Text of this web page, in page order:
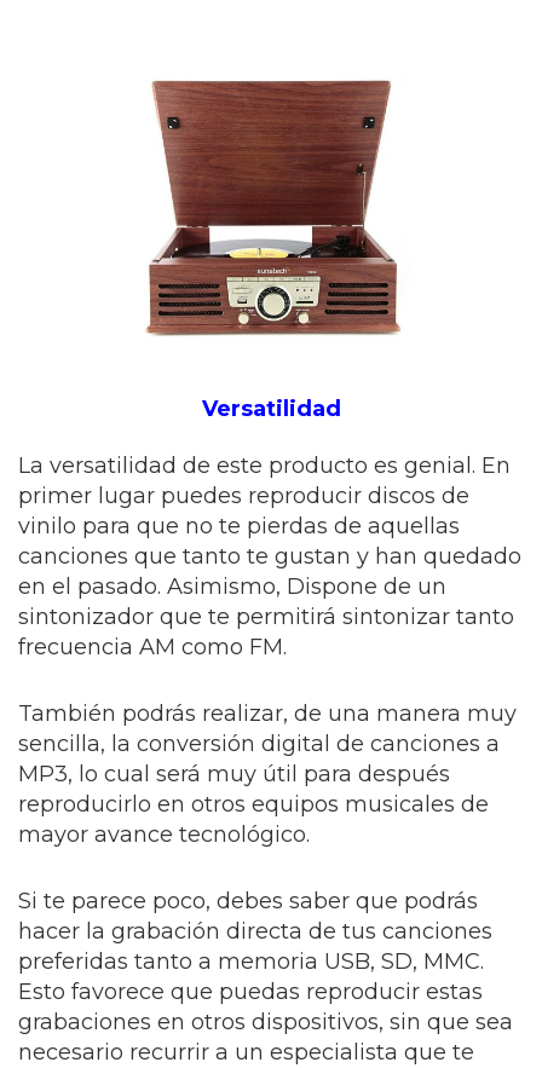
Versatilidad
La versatilidad de este producto es genial. En
primer lugar puedes reproducir discos de
vinilo para que no te pierdas de aquellas
canciones que tanto te gustan y han quedado
en el pasado. Asimismo, Dispone de un
sintonizador que te permitirá sintonizar tanto
frecuencia AM como FM.
También podrás realizar, de una manera muy
sencilla, la conversión digital de canciones a
MP3, lo cual será muy útil para después
reproducirlo en otros equipos musicales de
mayor avance tecnológico.
Si te parece poco, debes saber que podrás
hacer la grabación directa de tus canciones
preferidas tanto a memoria USB, SD, MMC.
Esto favorece que puedas reproducir estas
grabaciones en otros dispositivos, sin que sea
necesario recurrir a un especialista que te